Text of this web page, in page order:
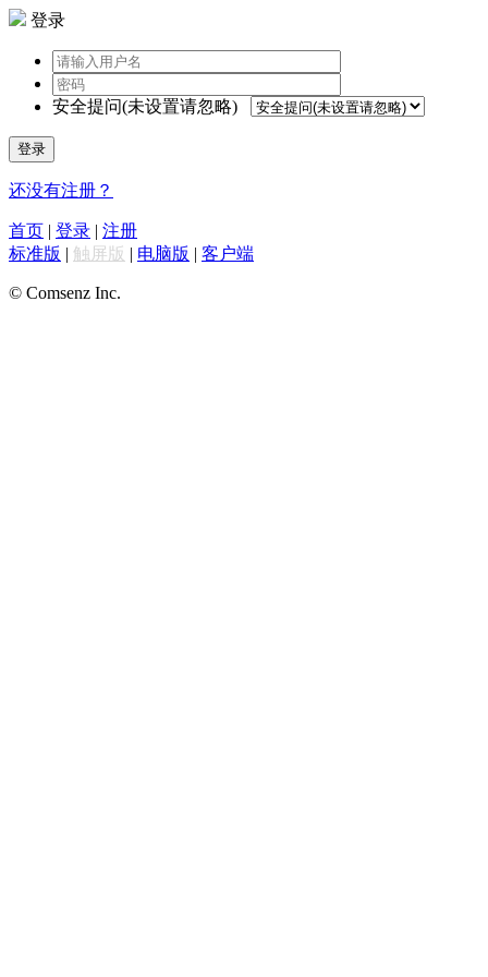
登录
安全提问(未设置请忽略)
登录
还没有注册？
首页 | 登录 | 注册
标准版 | 触屏版 | 电脑版 | 客户端
© Comsenz Inc.